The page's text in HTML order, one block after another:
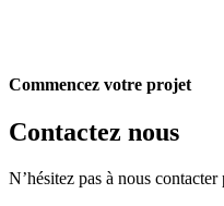
Commencez votre projet
Contactez nous
N’hésitez pas à nous